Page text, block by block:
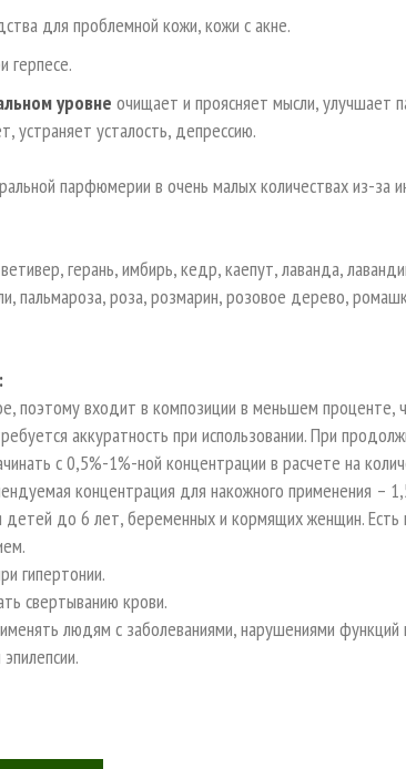
для проблемной кожи, кожи с акне.
герпесе.
уровне очищает и проясняет мысли, улучшает
устраняет усталость, депрессию.
парфюмерии в очень малых количествах из-за
герань, имбирь, кедр, каепут, лаванда,
пальмароза, роза, розмарин, розовое дерево,
поэтому входит в композиции в меньшем
аккуратность при использовании. При
с 0,5%-1%-ной концентрации в расчете на
концентрация для накожного применения –
детей до 6 лет, беременных и кормящих женщин.
гипертонии.
свертыванию крови.
людям с заболеваниями, нарушениями